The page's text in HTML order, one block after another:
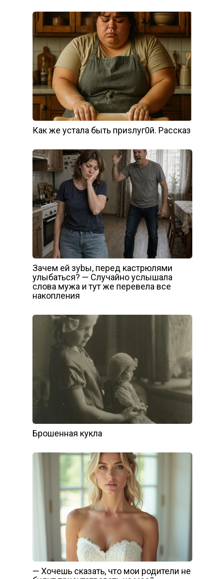
Как же устала быть приsлуг0й. Рассказ
Зачем ей зуbы, перед кастрюлями
улыбаться? — Случайно услышала
слова мужа и тут же перевела все
накопления
Брошенная кукла
— Хочешь сказать, что мои родители не